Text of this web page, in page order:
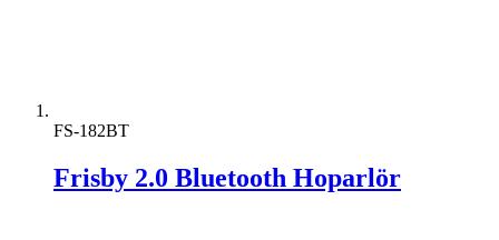
FS-182BT
Frisby 2.0 Bluetooth Hoparlör